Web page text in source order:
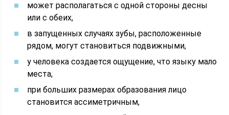
может располагаться с одной стороны десны
или с обеих,
в запущенных случаях зубы, расположенные
рядом, могут становиться подвижными,
у человека создается ощущение, что языку мало
места,
при больших размерах образования лицо
становится ассиметричным,